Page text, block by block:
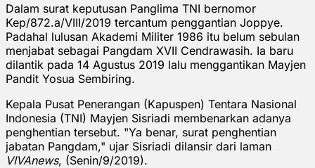
Dalam surat keputusan Panglima TNI bernomor
Kep/872.a/VIII/2019 tercantum penggantian Joppye.
Padahal lulusan Akademi Militer 1986 itu belum sebulan
menjabat sebagai Pangdam XVII Cendrawasih. Ia baru
dilantik pada 14 Agustus 2019 lalu menggantikan Mayjen
Pandit Yosua Sembiring.
Kepala Pusat Penerangan (Kapuspen) Tentara Nasional
Indonesia (TNI) Mayjen Sisriadi membenarkan adanya
penghentian tersebut. "Ya benar, surat penghentian
jabatan Pangdam," ujar Sisriadi dilansir dari laman
VIVAnews, (Senin/9/2019).